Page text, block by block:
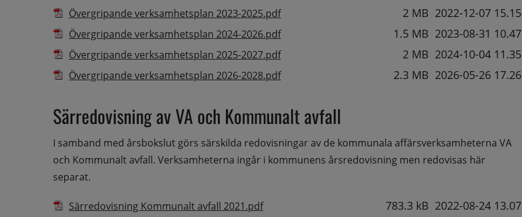
Övergripande verksamhetsplan 2023-2025.pdfPdf, 2 MB. 2 MB 2022-12-07 15.15
Övergripande verksamhetsplan 2024-2026.pdfPdf, 1.5 MB. 1.5 MB 2023-08-31 10.47
Övergripande verksamhetsplan 2025-2027.pdfPdf, 2 MB. 2 MB 2024-10-04 11.35
Övergripande verksamhetsplan 2026-2028.pdfPdf, 2.3 MB. 2.3 MB 2026-05-26 17.26
Särredovisning av VA och Kommunalt avfall
I samband med årsbokslut görs särskilda redovisningar av de kommunala affärsverksamheterna VA
och Kommunalt avfall. Verksamheterna ingår i kommunens årsredovisning men redovisas här
separat.
Filer tillgängliga för nedladdning
Ikon som illustrerar filtyp Filnamn Filstorlek Datum fil laddades upp
Särredovisning Kommunalt avfall 2021.pdfPdf, 783.3 kB. 783.3 kB 2022-08-24 13.07